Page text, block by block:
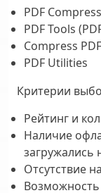
PDF
PDF Tools
Compress
PDF Utilities
Критерии
Рейтинг и
Наличие
загружались
Отсутствие